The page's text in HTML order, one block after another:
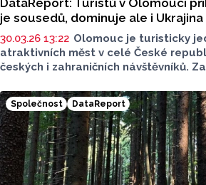
DataReport: Turistů v Olomouci
je sousedů, dominuje ale i Ukrajina
30.03.26 13:22 Olomouc je turisticky
atraktivních měst v celé České
českých i zahraničních návštěvníků.
ze Slovenska.
Společnost DataReport